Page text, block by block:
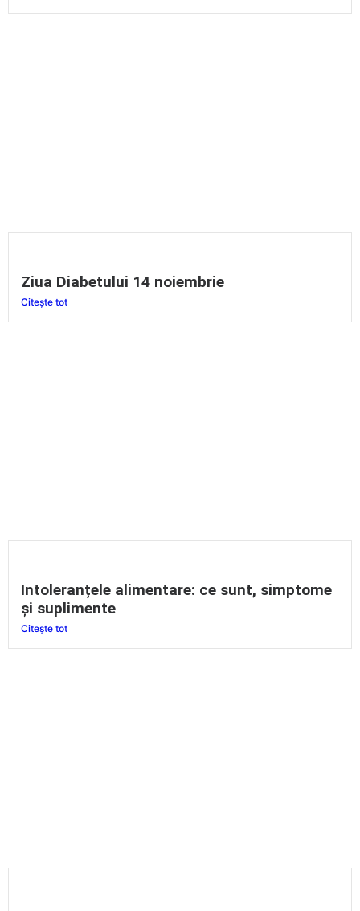
Ziua Diabetului 14 noiembrie
Citește tot
Intoleranțele alimentare: ce sunt, simptome
și suplimente
Citește tot